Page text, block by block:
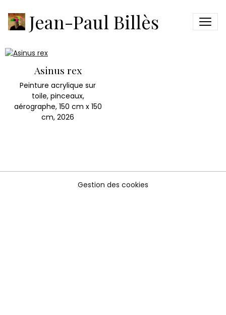
Jean-Paul Billès
FABULA DE ASINO
Asinus rex
Peinture acrylique sur
toile, pinceaux,
aérographe, 150 cm x 150
cm, 2026
Gestion des cookies